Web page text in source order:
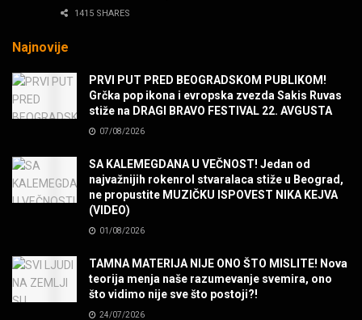
MUZIKA
POVRATAK Iron Maiden The Writing On The Wall
SENIDAHHH!
MUZIKA
Miss You! Charlie Watts
MUZIKA
1415 SHARES
Najnovije
PRVI PUT PRED BEOGRADSKOM PUBLIKOM!
Grčka pop ikona i evropska zvezda Sakis Ruvas
stiže na DRAGI BRAVO FESTIVAL 22. AVGUSTA
07/08/2026
SA KALEMEGDANA U VEČNOST! Jedan od
najvažnijih rokenrol stvaralaca stiže u Beograd,
ne propustite MUZIČKU ISPOVEST NIKA KEJVA
(VIDEO)
01/08/2026
TAMNA MATERIJA NIJE ONO ŠTO MISLITE! Nova
teorija menja naše razumevanje svemira, ono
što vidimo nije sve što postoji?!
24/07/2026